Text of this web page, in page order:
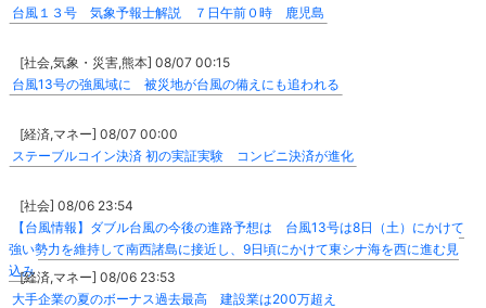
台風１３号 気象予報士解説 ７日午前０時 鹿児島
[社会,気象・災害,熊本] 08/07 00:15
台風13号の強風域に 被災地が台風の備えにも追われる
[経済,マネー] 08/07 00:00
ステーブルコイン決済 初の実証実験 コンビニ決済が進化
[社会] 08/06 23:54
【台風情報】ダブル台風の今後の進路予想は 台風13号は8日（土）にかけて
強い勢力を維持して南西諸島に接近し、9日頃にかけて東シナ海を西に進む見
込み[経済,マネー] 08/06 23:53
大手企業の夏のボーナス過去最高 建設業は200万超え